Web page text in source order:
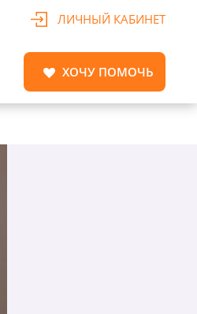
ЛИЧНЫЙ КАБИНЕТ
ХОЧУ ПОМОЧЬ